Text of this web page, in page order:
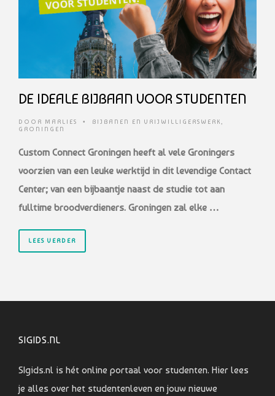
DE IDEALE BIJBAAN VOOR STUDENTEN
DOOR MARLIES • BIJBANEN EN VRIJWILLIGERSWERK,
GRONINGEN
Custom Connect Groningen heeft al vele Groningers
voorzien van een leuke werktijd in dit levendige Contact
Center; van een bijbaantje naast de studie tot aan
fulltime broodverdieners. Groningen zal elke …
LEES VERDER
SIGIDS.NL
SIgids.nl is hét online portaal voor studenten. Hier lees
je alles over het studentenleven en jouw nieuwe